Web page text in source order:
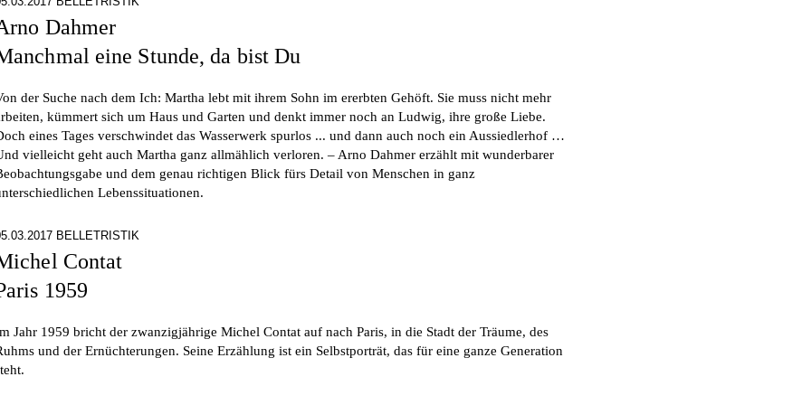
Dahmer
eine Stunde, da bist Du
der Suche nach dem Ich: Martha lebt mit ihrem Sohn im ererbten Gehöft. Sie muss nicht mehr
kümmert sich um Haus und Garten und denkt immer noch an Ludwig, ihre große Liebe.
eines Tages verschwindet das Wasserwerk spurlos ... und dann auch noch ein Aussiedlerhof …
vielleicht geht auch Martha ganz allmählich verloren. – Arno Dahmer erzählt mit wunderbarer
und dem genau richtigen Blick fürs Detail von Menschen in ganz
Lebenssituationen.
BELLETRISTIK
Contat
1959
Jahr 1959 bricht der zwanzigjährige Michel Contat auf nach Paris, in die Stadt der Träume, des
und der Ernüchterungen. Seine Erzählung ist ein Selbstporträt, das für eine ganze Generation